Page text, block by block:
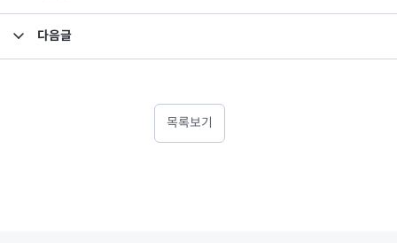
다음글
목록보기